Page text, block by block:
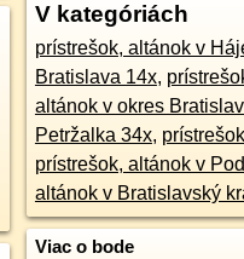
V kategóriách
prístrešok, altánok v
Bratislava 14x,
altánok v okres
Petržalka 34x,
prístrešok, altánok v
altánok v Bratislavský
Viac o bode